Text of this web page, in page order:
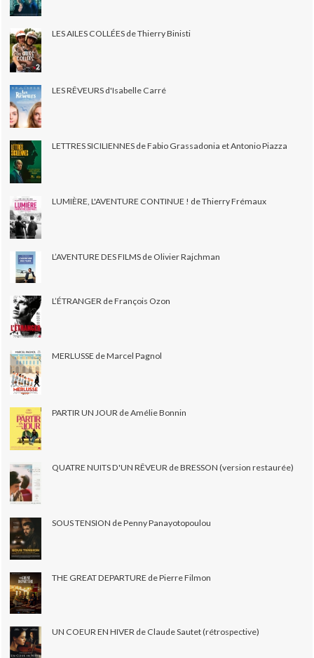
LES AILES COLLÉES de Thierry Binisti
LES RÊVEURS d'Isabelle Carré
LETTRES SICILIENNES de Fabio Grassadonia et Antonio Piazza
LUMIÈRE, L'AVENTURE CONTINUE ! de Thierry Frémaux
L’AVENTURE DES FILMS de Olivier Rajchman
L’ÉTRANGER de François Ozon
MERLUSSE de Marcel Pagnol
PARTIR UN JOUR de Amélie Bonnin
QUATRE NUITS D'UN RÊVEUR de BRESSON (version restaurée)
SOUS TENSION de Penny Panayotopoulou
THE GREAT DEPARTURE de Pierre Filmon
UN COEUR EN HIVER de Claude Sautet (rétrospective)